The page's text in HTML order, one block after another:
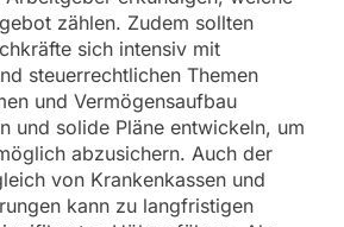
zählen. Zudem sollten
sich intensiv mit
steuerrechtlichen Themen
und Vermögensaufbau
und solide Pläne entwickeln, um
abzusichern. Auch der
von Krankenkassen und
kann zu langfristigen